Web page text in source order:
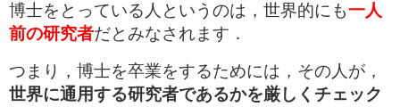
博士をとっている人というのは，世界的にも一人
前の研究者だとみなされます．
つまり，博士を卒業をするためには，その人が，
世界に通用する研究者であるかを厳しくチェック